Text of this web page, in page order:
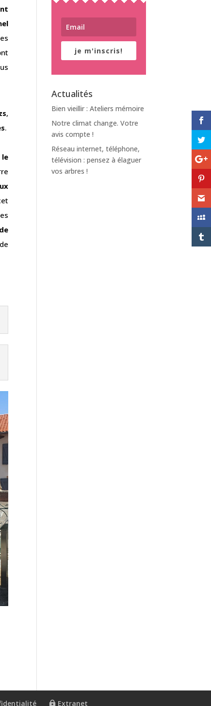
,
.
je m'inscris!
Actualités
Bien vieillir : Ateliers mémoire
Notre climat change. Votre
avis compte !
Réseau internet, téléphone,
télévision : pensez à élaguer
vos arbres !
Extranet